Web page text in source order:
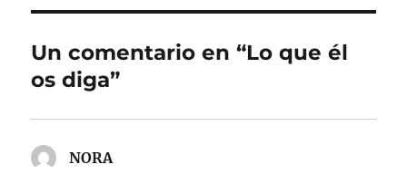
Un comentario en “Lo que él
os diga”
NORA